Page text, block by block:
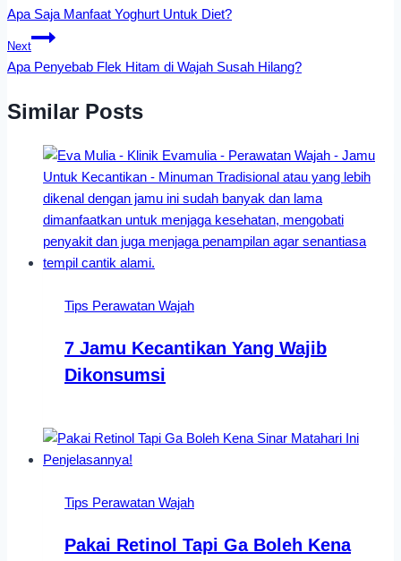
Apa Saja Manfaat Yoghurt Untuk Diet?
Next
Apa Penyebab Flek Hitam di Wajah Susah Hilang?
Similar Posts
Tips Perawatan Wajah
7 Jamu Kecantikan Yang Wajib
Dikonsumsi
Tips Perawatan Wajah
Pakai Retinol Tapi Ga Boleh Kena